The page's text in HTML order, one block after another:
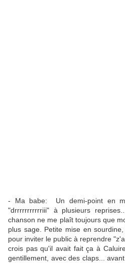
- Ma babe: Un demi-point en
"drrrrrrrrrrriii" à plusieurs
chanson ne me plaît toujours que
plus sage. Petite mise en
pour inviter le public à reprendre
crois pas qu'il avait fait ça à
gentillement, avec des claps...